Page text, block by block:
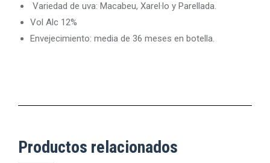
Variedad de uva: Macabeu, Xarel·lo y Parellada.
Vol Alc 12%
Envejecimiento: media de 36 meses en botella.
Productos relacionados